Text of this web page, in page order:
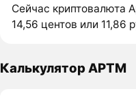
Сейчас криптовалюта
14,56 центов или 11,86
Калькулятор APTM